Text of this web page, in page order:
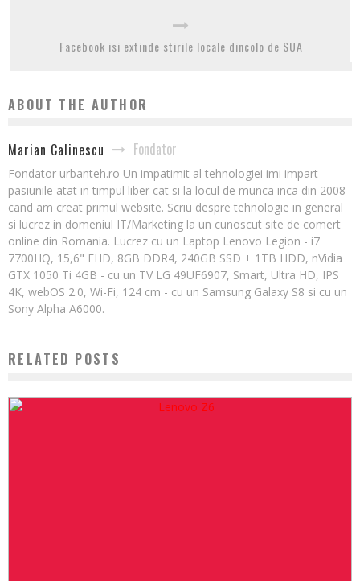
Facebook isi extinde stirile locale dincolo de SUA
ABOUT THE AUTHOR
Marian Calinescu Fondator
Fondator urbanteh.ro Un impatimit al tehnologiei imi impart
pasiunile atat in timpul liber cat si la locul de munca inca din 2008
cand am creat primul website. Scriu despre tehnologie in general
si lucrez in domeniul IT/Marketing la un cunoscut site de comert
online din Romania. Lucrez cu un Laptop Lenovo Legion - i7
7700HQ, 15,6" FHD, 8GB DDR4, 240GB SSD + 1TB HDD, nVidia
GTX 1050 Ti 4GB - cu un TV LG 49UF6907, Smart, Ultra HD, IPS
4K, webOS 2.0, Wi-Fi, 124 cm - cu un Samsung Galaxy S8 si cu un
Sony Alpha A6000.
RELATED POSTS